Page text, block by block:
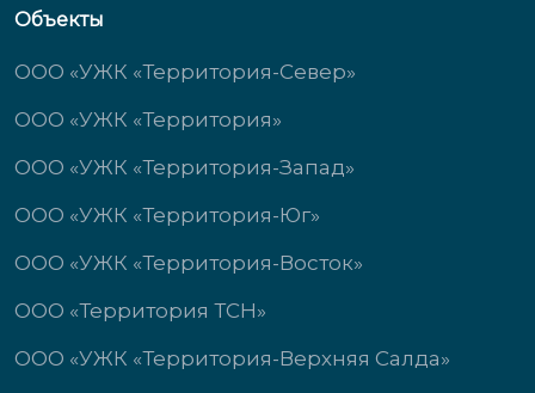
Объекты
ООО «УЖК «Территория-Север»
ООО «УЖК «Территория»
ООО «УЖК «Территория-Запад»
ООО «УЖК «Территория-Юг»
ООО «УЖК «Территория-Восток»
ООО «Территория ТСН»
ООО «УЖК «Территория-Верхняя Салда»